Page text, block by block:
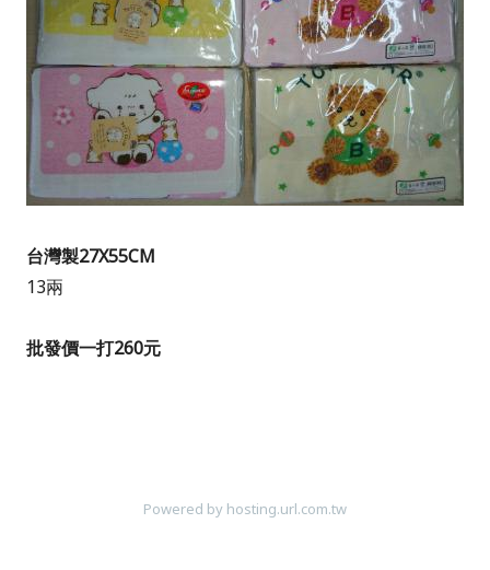
台灣製27X55CM
13兩
批發價一打260元
Powered by hosting.url.com.tw